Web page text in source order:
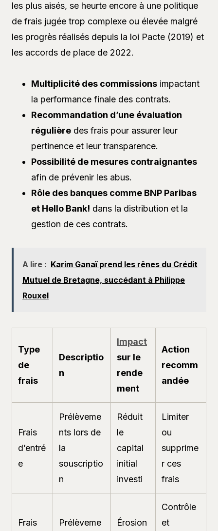
les plus aisés, se heurte encore à une politique
de frais jugée trop complexe ou élevée malgré
les progrès réalisés depuis la loi Pacte (2019) et
les accords de place de 2022.
Multiplicité des commissions impactant
la performance finale des contrats.
Recommandation d’une évaluation
régulière des frais pour assurer leur
pertinence et leur transparence.
Possibilité de mesures contraignantes
afin de prévenir les abus.
Rôle des banques comme BNP Paribas
et Hello Bank! dans la distribution et la
gestion de ces contrats.
A lire : Karim Ganaï prend les rênes du Crédit
Mutuel de Bretagne, succédant à Philippe
Rouxel
Type
de
frais
Descriptio
n
Impact
sur le
rende
ment
Action
recomm
andée
Frais
d’entré
e
Prélèveme
nts lors de
la
souscriptio
n
Réduit
le
capital
initial
investi
Limiter
ou
supprime
r ces
frais
Frais Prélèveme Érosion
Contrôle
et